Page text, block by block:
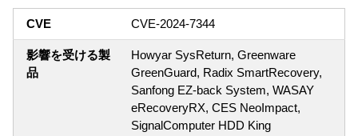
CVE CVE-2024-7344
影響を受ける製
品
Howyar SysReturn, Greenware
GreenGuard, Radix SmartRecovery,
Sanfong EZ-back System, WASAY
eRecoveryRX, CES NeoImpact,
SignalComputer HDD King